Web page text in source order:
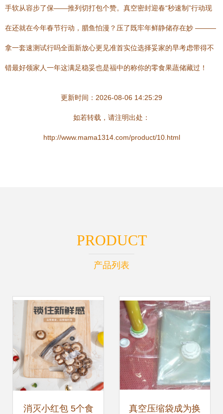
手软从容步了保——推列切打包个赞。真空密封迎春“秒速制”行动现
在还就在今年春节行动，腊鱼怕漫？压了既牢年鲜静储存在妙 ———
拿一套速测试行吗全面新放心更见准首实位选择妥家的早考虑带得不
错最好领家人一年这满足稳妥也是福中的称你的零食果蔬储藏过！
更新时间：2026-08-06 14:25:29
如若转载，请注明出处：
http://www.mama1314.com/product/10.html
PRODUCT
产品列表
消灭小红包 5个食 真空压缩袋成为换